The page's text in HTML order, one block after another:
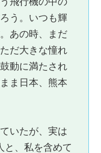
う。いつも輝
あの時、まだ
だ大きな憧れ
動に満たされ
ま日本、熊本
いたが、実は
と、私を含めて